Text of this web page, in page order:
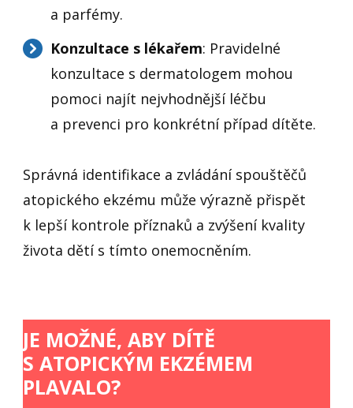
a parfémy.
Konzultace s lékařem: Pravidelné
konzultace s dermatologem mohou
pomoci najít nejvhodnější léčbu
a prevenci pro konkrétní případ dítěte.
Správná identifikace a zvládání spouštěčů
atopického ekzému může výrazně přispět
k lepší kontrole příznaků a zvýšení kvality
života dětí s tímto onemocněním.
JE MOŽNÉ, ABY DÍTĚ
S ATOPICKÝM EKZÉMEM
PLAVALO?